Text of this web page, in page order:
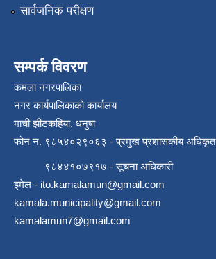
सार्वजनिक परीक्षण
सम्पर्क विवरण
कमला नगरपालिका
नगर कार्यपालिकाको कार्यालय
माची झीटकहिया, धनुषा
फोन न‌. ९८५४०२९०६३ - प्रमुख प्रशासकीय अधिकृत
९८४४१०७९१७ - सूचना अधिकारी
इमेल - ito.kamalamun@gmail.com
kamala.municipality@gmail.com
kamalamun7@gmail.com